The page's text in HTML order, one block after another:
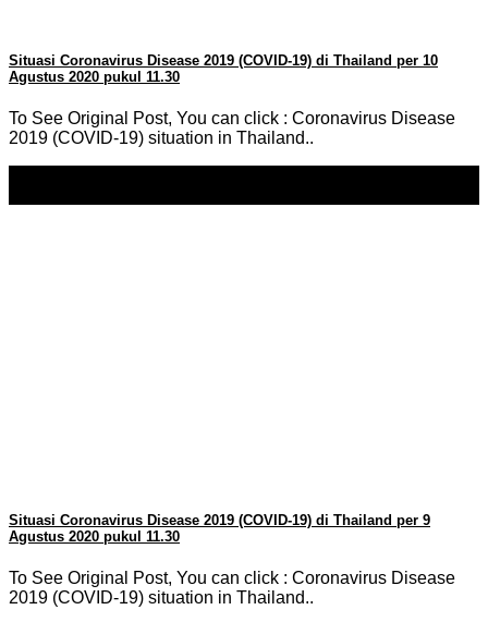
Situasi Coronavirus Disease 2019 (COVID-19) di Thailand per 10
Agustus 2020 pukul 11.30
To See Original Post, You can click : Coronavirus Disease
2019 (COVID-19) situation in Thailand..
Situasi Coronavirus Disease 2019 (COVID-19) di Thailand per 9
Agustus 2020 pukul 11.30
To See Original Post, You can click : Coronavirus Disease
2019 (COVID-19) situation in Thailand..